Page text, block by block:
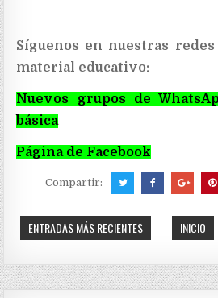
Síguenos en nuestras
material educativo:
Nuevos grupos de
básica
Página de Facebook
Compartir:
ENTRADAS MÁS RECIENTES INICIO